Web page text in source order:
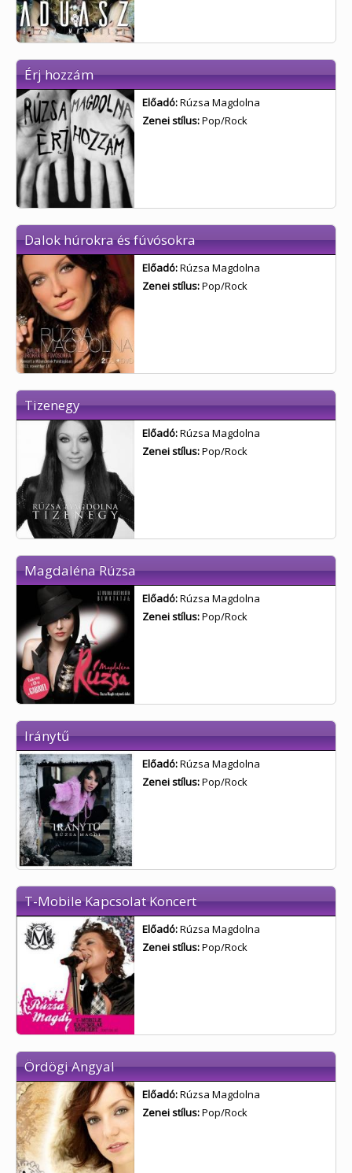
Érj hozzám
Előadó:Rúzsa Magdolna
Zenei stílus:Pop/Rock
Dalok húrokra és fúvósokra
Előadó:Rúzsa Magdolna
Zenei stílus:Pop/Rock
Tizenegy
Előadó:Rúzsa Magdolna
Zenei stílus:Pop/Rock
Magdaléna Rúzsa
Előadó:Rúzsa Magdolna
Zenei stílus:Pop/Rock
Iránytű
Előadó:Rúzsa Magdolna
Zenei stílus:Pop/Rock
T-Mobile Kapcsolat Koncert
Előadó:Rúzsa Magdolna
Zenei stílus:Pop/Rock
Ördögi Angyal
Előadó:Rúzsa Magdolna
Zenei stílus:Pop/Rock